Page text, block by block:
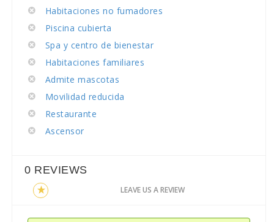
Habitaciones no fumadores
Piscina cubierta
Spa y centro de bienestar
Habitaciones familiares
Admite mascotas
Movilidad reducida
Restaurante
Ascensor
0 REVIEWS
LEAVE US A REVIEW